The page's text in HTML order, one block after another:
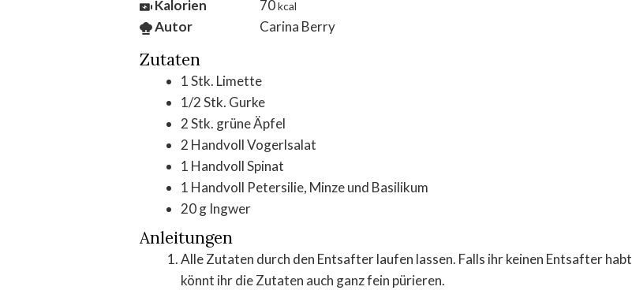
Kalorien
70kcal
Autor Carina Berry
Zutaten
1Stk. Limette
1/2Stk. Gurke
2Stk. grüne Äpfel
2 HandvollVogerlsalat
1 HandvollSpinat
1 Handvoll Petersilie, Minze und Basilikum
20g Ingwer
Anleitungen
Alle Zutaten durch den Entsafter laufen lassen. Falls ihr keinen Entsafter habt
könnt ihr die Zutaten auch ganz fein pürieren.